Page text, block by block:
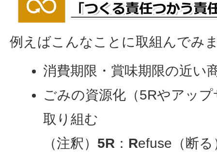
例えばこんなことに取組んでみ
消費期限・賞味期限の近い
ごみの資源化（5Rやアッ
取り組む
（注釈） 5R ： Refuse （断